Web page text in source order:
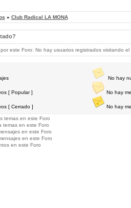
» Club Radical LA MONA
este Foro: No hay usuarios registrados visitando
[ Popular ]
[ Cerrado ]
No hay
No hay
No hay
temas en este Foro
temas en este Foro
en este Foro
en este Foro
en este Foro